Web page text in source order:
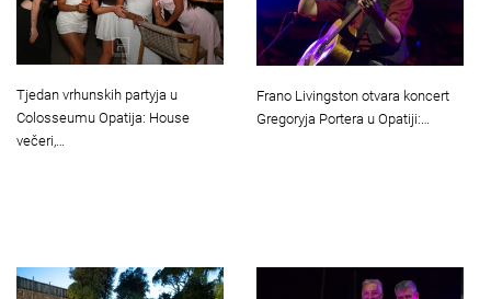
Tjedan vrhunskih partyja u
Colosseumu Opatija: House
večeri,…
Frano Livingston otvara koncert
Gregoryja Portera u Opatiji:…